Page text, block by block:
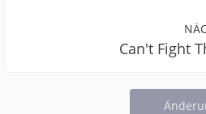
Can't Fight